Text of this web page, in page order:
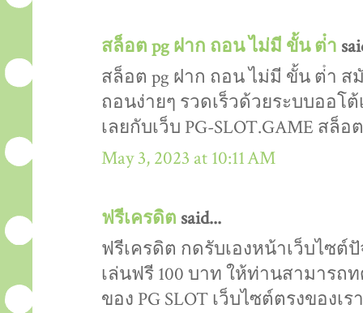
สล็อต pg ฝาก ถอน ไม่มี ขั้น ต่ํา
สล็อต pg ฝาก ถอน ไม่มี ขั้น ต่ํา
ถอนง่ายๆ รวดเร็วด้วยระบบออโ
เลยกับเว็บ PG-SLOT.GAME สล็อ
May 3, 2023 at 10:11 AM
ฟรีเครดิต said...
ฟรีเครดิต กดรับเองหน้าเว็บไซต์
เล่นฟรี 100 บาท ให้ท่านสามารถ
ของ PG SLOT เว็บไซต์ตรงของเร